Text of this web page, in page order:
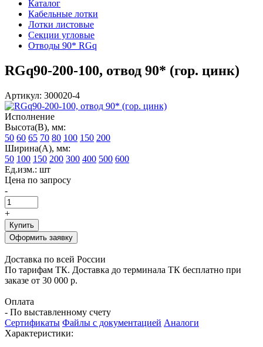
Каталог
Кабельные лотки
Лотки листовые
Секции угловые
Отводы 90* RGq
RGq90-200-100, отвод 90* (гор. цинк)
Артикул: 300020-4
Исполнение
Высота(В), мм:
50 60 65 70 80 100 150 200
Ширина(А), мм:
50 100 150 200 300 400 500 600
Ед.изм.: шт
Цена по запросу
-
+
Купить
Оформить заявку
Доставка по всей России
По тарифам ТК. Доставка до терминала ТК бесплатно при
заказе от 30 000 р.
Оплата
- По выставленному счету
Сертификаты Файлы с документацией Аналоги
Характеристики: